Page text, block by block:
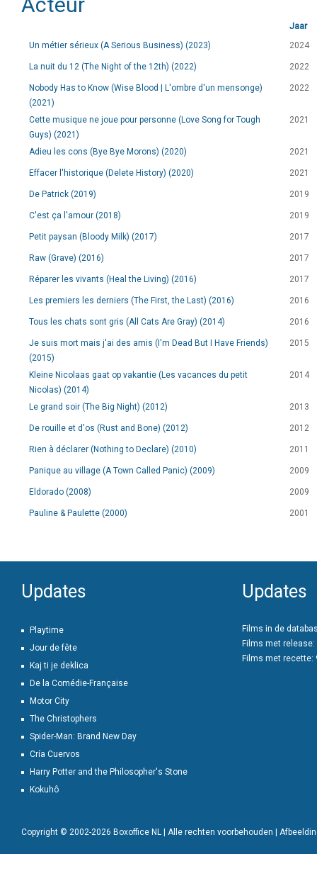
Jaar
Un métier sérieux (A Serious Business) (2023)
2024
La nuit du 12 (The Night of the 12th) (2022) 2022
Nobody Has to Know (Wise Blood | L'ombre d'un mensonge)
(2021)
2022
Cette musique ne joue pour personne (Love Song for Tough
Guys) (2021)
2021
Adieu les cons (Bye Bye Morons) (2020) 2021
Effacer l'historique (Delete History) (2020) 2021
De Patrick (2019) 2019
C'est ça l'amour (2018) 2019
Petit paysan (Bloody Milk) (2017) 2017
Raw (Grave) (2016) 2017
Réparer les vivants (Heal the Living) (2016) 2017
Les premiers les derniers (The First, the Last) (2016) 2016
Tous les chats sont gris (All Cats Are Gray) (2014) 2016
Je suis mort mais j'ai des amis (I'm Dead But I Have Friends)
(2015)
2015
Kleine Nicolaas gaat op vakantie (Les vacances du petit
Nicolas) (2014)
2014
Le grand soir (The Big Night) (2012) 2013
De rouille et d'os (Rust and Bone) (2012) 2012
Rien à déclarer (Nothing to Declare) (2010) 2011
Panique au village (A Town Called Panic) (2009) 2009
Eldorado (2008) 2009
Pauline & Paulette (2000) 2001
Updates
Playtime
Jour de fête
Kaj ti je deklica
De la Comédie-Française
Motor City
The Christophers
Spider-Man: Brand New Day
Cría Cuervos
Harry Potter and the Philosopher's Stone
Kokuhô
Updates
Films in de
Films met release:
Films met recette:
Copyright © 2002-2026 Boxoffice NL | Alle rechten voorbehouden |